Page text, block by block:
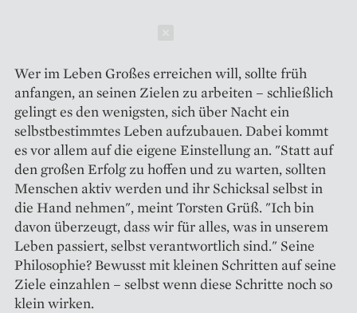
Wer im Leben Großes erreichen will, sollte früh
anfangen, an seinen Zielen zu arbeiten – schließlich
gelingt es den wenigsten, sich über Nacht ein
selbstbestimmtes Leben aufzubauen. Dabei kommt
es vor allem auf die eigene Einstellung an. "Statt auf
den großen Erfolg zu hoffen und zu warten, sollten
Menschen aktiv werden und ihr Schicksal selbst in
die Hand nehmen", meint Torsten Grüß. "Ich bin
davon überzeugt, dass wir für alles, was in unserem
Leben passiert, selbst verantwortlich sind." Seine
Philosophie? Bewusst mit kleinen Schritten auf seine
Ziele einzahlen – selbst wenn diese Schritte noch so
klein wirken.